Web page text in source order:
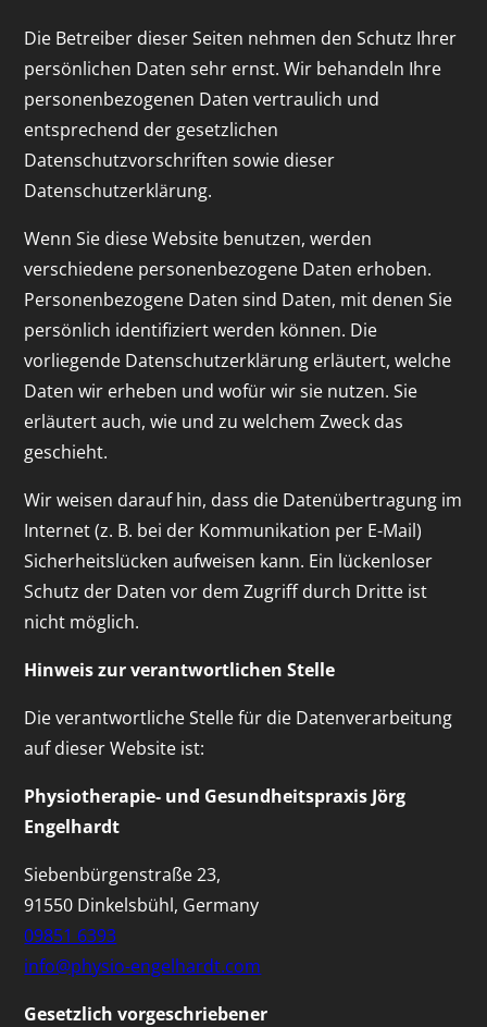
Die Betreiber dieser Seiten nehmen den Schutz Ihrer
persönlichen Daten sehr ernst. Wir behandeln Ihre
personenbezogenen Daten vertraulich und
entsprechend der gesetzlichen
Datenschutzvorschriften sowie dieser
Datenschutzerklärung.
Wenn Sie diese Website benutzen, werden
verschiedene personenbezogene Daten erhoben.
Personenbezogene Daten sind Daten, mit denen Sie
persönlich identifiziert werden können. Die
vorliegende Datenschutzerklärung erläutert, welche
Daten wir erheben und wofür wir sie nutzen. Sie
erläutert auch, wie und zu welchem Zweck das
geschieht.
Wir weisen darauf hin, dass die Datenübertragung im
Internet (z. B. bei der Kommunikation per E-Mail)
Sicherheitslücken aufweisen kann. Ein lückenloser
Schutz der Daten vor dem Zugriff durch Dritte ist
nicht möglich.
Hinweis zur verantwortlichen Stelle
Die verantwortliche Stelle für die Datenverarbeitung
auf dieser Website ist:
Physiotherapie- und Gesundheitspraxis Jörg
Engelhardt
Siebenbürgenstraße 23,
91550 Dinkelsbühl, Germany
09851 6393
info@physio-engelhardt.com
Gesetzlich vorgeschriebener